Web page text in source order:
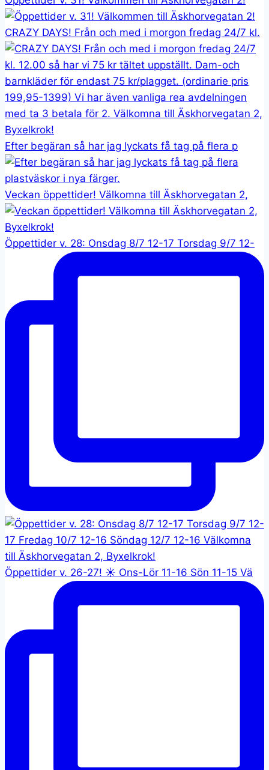
CRAZY DAYS! Från och med i morgon fredag 24/7 kl.
Efter begäran så har jag lyckats få tag på flera p
Veckan öppettider! Välkomna till Äskhorvegatan 2,
Öppettider v. 28: Onsdag 8/7 12-17 Torsdag 9/7 12-
Öppettider v. 26-27! ☀️ Ons-Lör 11-16 Sön 11-15 Vä